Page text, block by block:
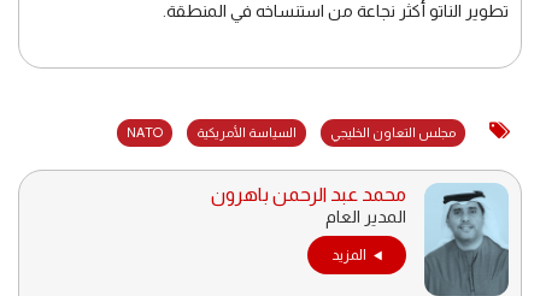
تطوير الناتو أكثر نجاعة من استنساخه في المنطقة.
مجلس التعاون الخليجي السياسة الأمريكية NATO
محمد عبد الرحمن باهرون
المدير العام
المزيد